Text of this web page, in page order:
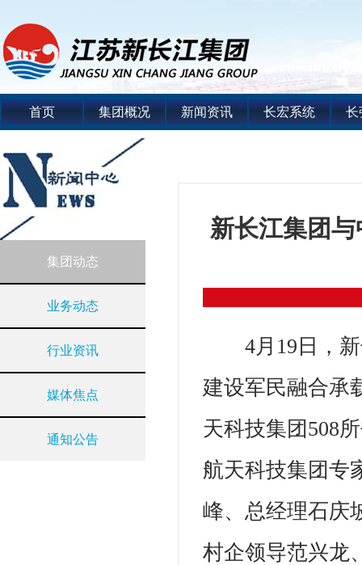
首页 集团概况 新闻资讯 长宏系统 长
集团动态
业务动态
行业资讯
媒体焦点
通知公告
新长江集团
4月19日，
建设军民融合承
天科技集团508
航天科技集团专
峰、总经理石庆
村企领导范兴龙